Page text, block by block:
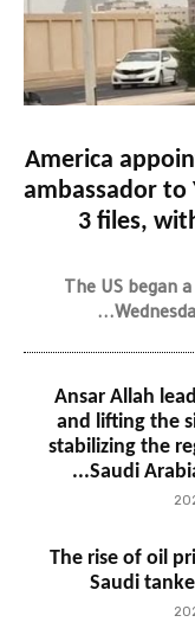
America
ambassador to
3 files,
The US began
Ansar Allah
and lifting the
stabilizing the
Saudi
The rise of oil
Saudi